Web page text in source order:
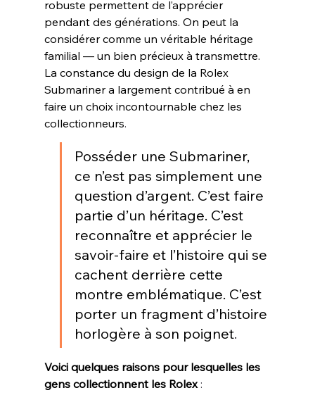
robuste permettent de l’apprécier
pendant des générations. On peut la
considérer comme un véritable héritage
familial — un bien précieux à transmettre.
La constance du design de la Rolex
Submariner a largement contribué à en
faire un choix incontournable chez les
collectionneurs.
Posséder une Submariner,
ce n’est pas simplement une
question d’argent. C’est faire
partie d’un héritage. C’est
reconnaître et apprécier le
savoir-faire et l’histoire qui se
cachent derrière cette
montre emblématique. C’est
porter un fragment d’histoire
horlogère à son poignet.
Voici quelques raisons pour lesquelles les
gens collectionnent les Rolex :